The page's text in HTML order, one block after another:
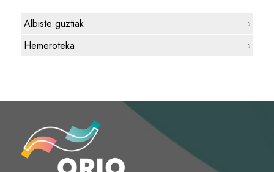
Albiste guztiak
Hemeroteka